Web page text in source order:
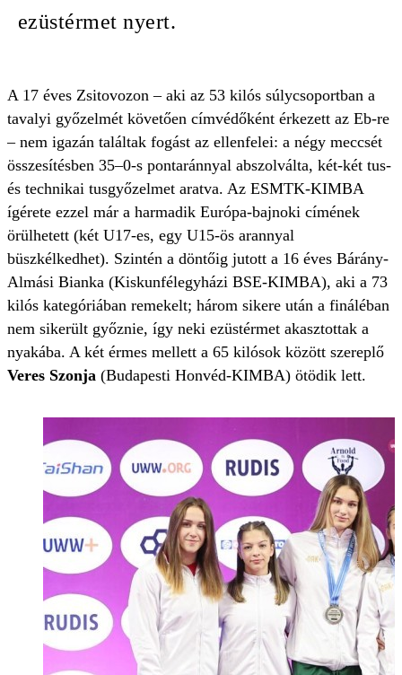
ezüstérmet nyert.
A 17 éves Zsitovozon – aki az 53 kilós súlycsoportban a
tavalyi győzelmét követően címvédőként érkezett az Eb-re
– nem igazán találtak fogást az ellenfelei: a négy meccsét
összesítésben 35–0-s pontaránnyal abszolválta, két-két tus-
és technikai tusgyőzelmet aratva. Az ESMTK-KIMBA
ígérete ezzel már a harmadik Európa-bajnoki címének
örülhetett (két U17-es, egy U15-ös arannyal
büszkélkedhet). Szintén a döntőig jutott a 16 éves Bárány-
Almási Bianka (Kiskunfélegyházi BSE-KIMBA), aki a 73
kilós kategóriában remekelt; három sikere után a fináléban
nem sikerült győznie, így neki ezüstérmet akasztottak a
nyakába. A két érmes mellett a 65 kilósok között szereplő
Veres Szonja (Budapesti Honvéd-KIMBA) ötödik lett.